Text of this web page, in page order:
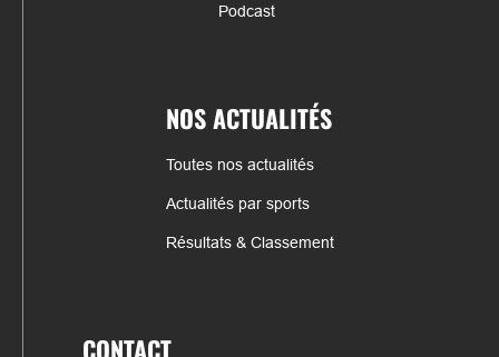
Podcast
NOS ACTUALITÉS
Toutes nos actualités
Actualités par sports
Résultats & Classement
CONTACT